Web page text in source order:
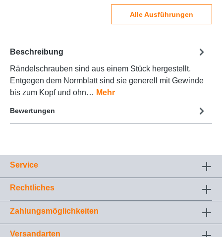
Alle Ausführungen
Beschreibung
Rändelschrauben sind aus einem Stück hergestellt.
Entgegen dem Normblatt sind sie generell mit Gewinde
bis zum Kopf und ohn… Mehr
Bewertungen
Service
Rechtliches
Zahlungsmöglichkeiten
Versandarten